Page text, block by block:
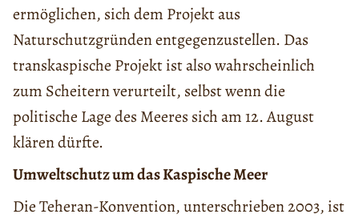
ermöglichen, sich dem Projekt aus
Naturschutzgründen entgegenzustellen. Das
transkaspische Projekt ist also wahrscheinlich
zum Scheitern verurteilt, selbst wenn die
politische Lage des Meeres sich am 12. August
klären dürfte.
Umweltschutz um das Kaspische Meer
Die Teheran-Konvention, unterschrieben 2003, ist